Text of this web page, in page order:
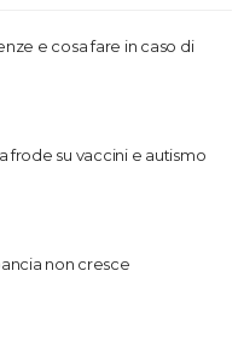
e cosa fare in caso di
frode su vaccini e autismo
non cresce